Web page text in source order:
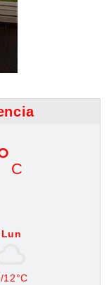
C
Lun
12°C